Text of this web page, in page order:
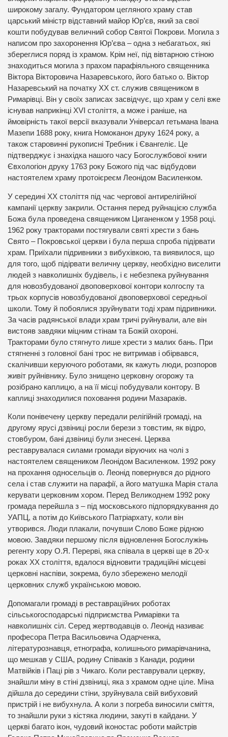
широкому загалу. Фундатором цегляного храму став
царський міністр відставний майор Юр’єв, який за свої
кошти побудував величний собор Святої Покрови. Могила з
написом про захоронення Юр’єва – одна з небагатьох, які
збереглися поряд із храмом. Крім неї, під вівтарною стіною
знаходиться могила з прахом парафіяльного священника
Віктора Вікторовича Назаревського, його батько о. Віктор
Назаревський на початку ХХ ст. служив священиком в
Римарівці. Він у своїх записах засвідчує, що храм у селі вже
існував наприкінці ХVІ століття, а може і раніше, на
ймовірність такої версії вказували Універсал гетьмана Івана
Мазепи 1688 року, книга Номоканон друку 1624 року, а
також старовинні рукописні Требник і Євангеліє. Це
підтверджує і знахідка нашого часу Богослужбової книги
Євхологіон друку 1763 року Божого під час відбудови
настоятелем храму протоієреєм Леонідом Василенком.
У середині ХХ століття під час чергової антирелігійної
кампанії церкву закрили. Остання перед руйнацією служба
Божа була проведена священиком Циганенком у 1958 році.
1962 року тракторами постягували святі хрести з бань
Свято – Покровської церкви і була перша спроба підірвати
храм. Приїхали підривники з вибухівкою, та виявилося, що
для того, щоб підірвати величну церкву, необхідно виселити
людей з навколишніх будівель, і є небезпека руйнування
для новозбудованої двоповерхової контори колгоспу та
трьох корпусів новозбудованої двоповерхової середньої
школи. Тому й побоялися зруйнувати тоді храм підривники.
За часів радянської влади храм тричі руйнували, але він
вистояв завдяки міцним стінам та Божій охороні.
Тракторами було стягнуто лише хрести з малих бань. При
стягненні з головної бані трос не витримав і обірвався,
скалічивши керуючого роботами, як кажуть люди, розпоров
живіт руйнівнику. Було знищено церковну огорожу та
розібрано каплицю, а на її місці побудували контору. В
каплиці знаходилися поховання родини Мазараків.
Коли понівечену церкву передали релігійній громаді, на
другому ярусі дзвіниці росли берези з товстим, як відро,
стовбуром, бані дзвіниці були знесені. Церква
реставрувалася силами громади віруючих на чолі з
настоятелем священиком Леонідом Василенком. 1992 року
на прохання односельців о. Леонід повернувся до рідного
села і став служити на парафії, а його матушка Марія стала
керувати церковним хором. Перед Великоднем 1992 року
громада перейшла з – під московського підпорядкування до
УАПЦ, а потім до Київського Патріархату, коли він
утворився. Люди плакали, почувши Слово Боже рідною
мовою. Завдяки першому після відновлення Богослужінь
регенту хору О.Я. Перерві, яка співала в церкві ще в 20-х
роках ХХ століття, вдалося відновити традиційні місцеві
церковні наспіви, зокрема, було збережено мелодії
церковних служб українською мовою.
Допомагали громаді в реставраційних роботах
сільськогосподарські підприємства Римарівки та
навколишніх сіл. Серед жертводавців о. Леонід називає
професора Петра Васильовича Одарченка,
літературознавця, етнографа, колишнього римарівчанина,
що мешкав у США, родину Співаків з Канади, родини
Матвійків і Паці рів з Чикаго. Коли реставрували церкву,
знайшли міну в стіні дзвіниці, яка з храмом одне ціле. Міна
дійшла до середини стіни, зруйнувала свій вибуховий
пристрій і не вибухнула. А коли з погреба виносили сміття,
то знайшли руки з кістяка людини, закуті в кайдани. У
церкві багато ікон, чудовий іконостас роботи майстрів